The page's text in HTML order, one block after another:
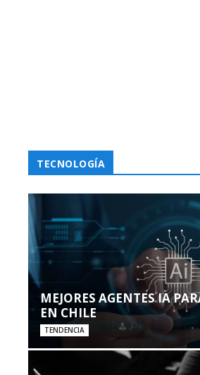
TECNOLOGÍA
MEJORES AGENTES IA
EN CHILE
TENDENCIA